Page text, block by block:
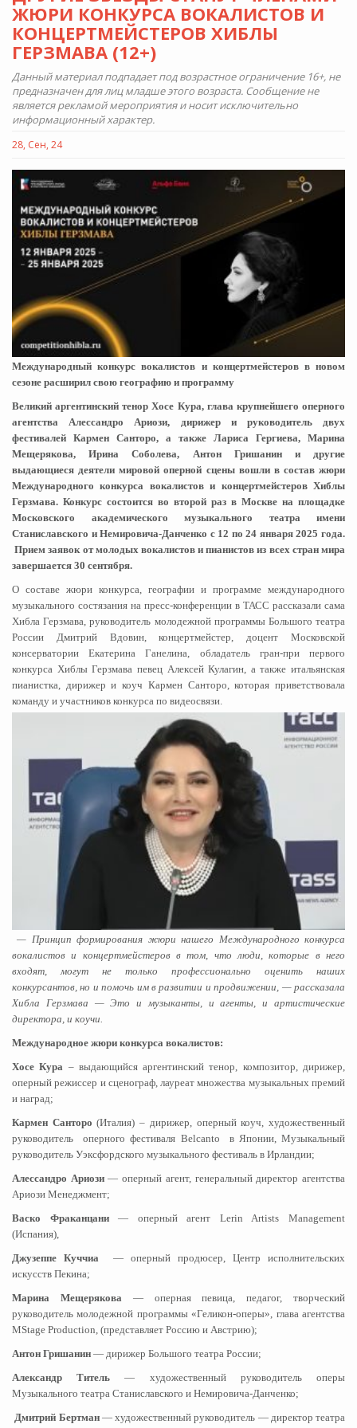
ЖЮРИ КОНКУРСА ВОКАЛИСТОВ И
КОНЦЕРТМЕЙСТЕРОВ ХИБЛЫ
ГЕРЗМАВА (12+)
Данный материал подпадает под возрастное ограничение 16+, не
предназначен для лиц младше этого возраста. Сообщение не
является рекламой мероприятия и носит исключительно
информационный характер.
28, Сен, 24
Международный конкурс вокалистов и концертмейстеров в новом
сезоне расширил свою географию и программу
Великий аргентинский тенор Хосе Кура, глава крупнейшего оперного
агентства Алессандро Ариози, дирижер и руководитель двух
фестивалей Кармен Санторо, а также Лариса Гергиева, Марина
Мещерякова, Ирина Соболева, Антон Гришанин и другие
выдающиеся деятели мировой оперной сцены вошли в состав жюри
Международного конкурса вокалистов и концертмейстеров Хиблы
Герзмава. Конкурс состоится во второй раз в Москве на площадке
Московского академического музыкального театра имени
Станиславского и Немировича-Данченко с 12 по 24 января 2025 года.
Прием заявок от молодых вокалистов и пианистов из всех стран мира
завершается 30 сентября.
О составе жюри конкурса, географии и программе международного
музыкального состязания на пресс-конференции в ТАСС рассказали сама
Хибла Герзмава, руководитель молодежной программы Большого театра
России Дмитрий Вдовин, концертмейстер, доцент Московской
консерватории Екатерина Ганелина, обладатель гран-при первого
конкурса Хиблы Герзмава певец Алексей Кулагин, а также итальянская
пианистка, дирижер и коуч Кармен Санторо, которая приветствовала
команду и участников конкурса по видеосвязи.
— Принцип формирования жюри нашего Международного конкурса
вокалистов и концертмейстеров в том, что люди, которые в него
входят, могут не только профессионально оценить наших
конкурсантов, но и помочь им в развитии и продвижении, — рассказала
Хибла Герзмава — Это и музыканты, и агенты, и артистические
директора, и коучи.
Международное жюри конкурса вокалистов:
Хосе Кура – выдающийся аргентинский тенор, композитор, дирижер,
оперный режиссер и сценограф, лауреат множества музыкальных премий
и наград;
Кармен Санторо (Италия) – дирижер, оперный коуч, художественный
руководитель оперного фестиваля Belcanto в Японии, Музыкальный
руководитель Уэксфордского музыкального фестиваль в Ирландии;
Алессандро Ариози— оперный агент, генеральный директор агентства
Ариози Менеджмент;
Васко Фраканцани— оперный агент Lerin Artists Management
(Испания),
Джузеппе Куччиа — оперный продюсер, Центр исполнительских
искусств Пекина;
Марина Мещерякова — оперная певица, педагог, творческий
руководитель молодежной программы «Геликон-оперы», глава агентства
MStage Production, (представляет Россию и Австрию);
Антон Гришанин — дирижер Большого театра России;
Александр Титель— художественный руководитель оперы
Музыкального театра Станиславского и Немировича-Данченко;
Дмитрий Бертман — художественный руководитель — директор театра